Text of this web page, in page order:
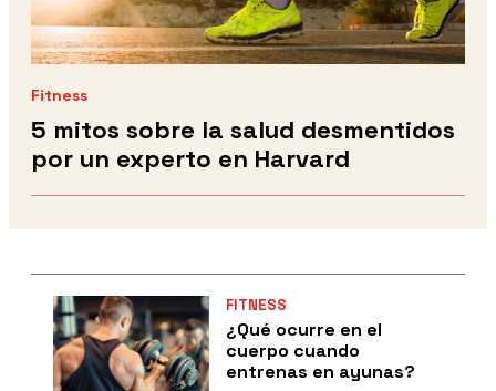
Fitness
5 mitos sobre la salud desmentidos
por un experto en Harvard
FITNESS
¿Qué ocurre en el
cuerpo cuando
entrenas en ayunas?